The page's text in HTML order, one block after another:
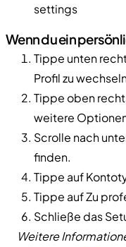
settings
Wenn du ein
Tippe unten
Profil zu
Tippe oben
weitere
Scrolle nach
finden.
Tippe auf
Tippe auf Zu
Schließe das
Weitere